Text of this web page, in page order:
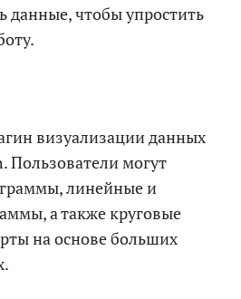
данные, чтобы упростить
визуализации данных
Пользователи могут
линейные и
а также круговые
на основе больших